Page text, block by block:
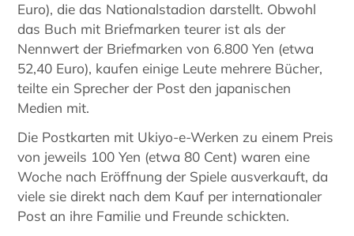
Euro), die das Nationalstadion darstellt. Obwohl
das Buch mit Briefmarken teurer ist als der
Nennwert der Briefmarken von 6.800 Yen (etwa
52,40 Euro), kaufen einige Leute mehrere Bücher,
teilte ein Sprecher der Post den japanischen
Medien mit.
Die Postkarten mit Ukiyo-e-Werken zu einem Preis
von jeweils 100 Yen (etwa 80 Cent) waren eine
Woche nach Eröffnung der Spiele ausverkauft, da
viele sie direkt nach dem Kauf per internationaler
Post an ihre Familie und Freunde schickten.